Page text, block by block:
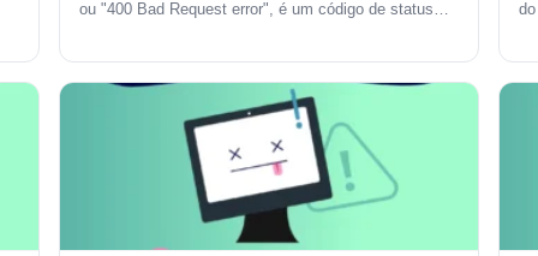
ou "400 Bad Request error", é um código de status…